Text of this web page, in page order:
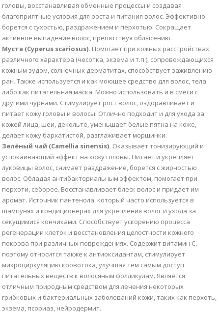
головы, восстанавливая обменные процессы и создавая
благоприятные условия для роста и питания волос. Эффективно
борется с сухостью, раздражением и перхотью. Сокращает
активное выпадение волос, препятствуя облысению.
Муста (Cyperus scariosus). Помогает при кожных расстройствах
различного характера (чесотка, экзема и т.п.), сопровождающихся
кожным зудом, солнечных дерматитах, способствует заживлению
ран. Также используется и как моющее средство для волос, тела
либо как питательная маска. Можно использовать и в смеси с
другими чурнами. Стимулирует рост волос, оздоравливает и
питает кожу головы и волосы. Отлично подходит и для ухода за
кожей лица, шеи, декольте, уменьшает белые пятна на коже,
делает кожу бархатистой, разглаживает морщинки.
Зелёный чай (Camellia sinensis). Оказывает тонизирующий и
успокаивающий эффект на кожу головы. Питает и укрепляет
луковицы волос, снимает раздражение, борется с жирностью
волос. Обладая антибактериальным эффектом, помогает при
перхоти, себорее. Восстанавливает блеск волос и придает им
аромат. Источник пантенола, который часто используется в
шампунях и кондиционерах для укрепления волос и ухода за
секущимися кончиками. Способствует ускорению процесса
регенерации клеток и восстановления целостности кожного
покрова при различных повреждениях. Содержит витамин C,
поэтому относится также к антиоксидантам, стимулирует
микроциркуляцию кровотока, улучшая тем самым доступ
питательных веществ к волосяным фолликулам. Является
отличным природным средством для лечения некоторых
грибковых и бактериальных заболеваний кожи, таких как перхоть,
экзема, псориаз, нейродермит.